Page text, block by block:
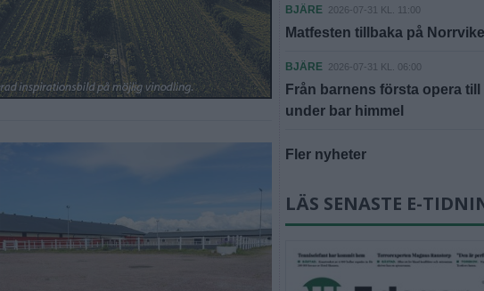
BJÄRE 2026-07-31 KL. 11:00
Matfesten tillbaka på
BJÄRE 2026-07-31 KL. 06:00
Från barnens första opera till
under bar himmel
Fler nyheter
LÄS SENASTE E-